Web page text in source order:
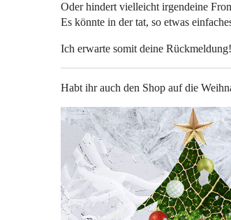
Oder hindert vielleicht irgendeine
Es könnte in der tat, so etwas
Ich erwarte somit deine Rückmeldung!
Habt ihr auch den Shop auf die